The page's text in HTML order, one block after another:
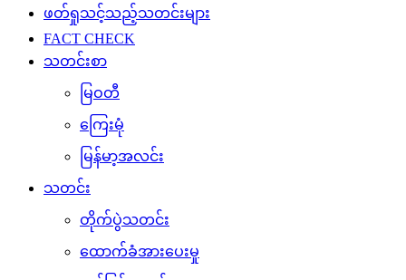
ဖတ်ရှုသင့်သည့်သတင်းများ
FACT CHECK
သတင်းစာ
မြဝတီ
ကြေးမုံ
မြန်မာ့အလင်း
သတင်း
တိုက်ပွဲသတင်း
ထောက်ခံအားပေးမှု